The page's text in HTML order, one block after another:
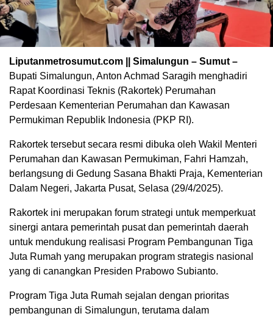
Liputanmetrosumut.com || Simalungun – Sumut –
Bupati Simalungun, Anton Achmad Saragih menghadiri
Rapat Koordinasi Teknis (Rakortek) Perumahan
Perdesaan Kementerian Perumahan dan Kawasan
Permukiman Republik Indonesia (PKP RI).
Rakortek tersebut secara resmi dibuka oleh Wakil Menteri
Perumahan dan Kawasan Permukiman, Fahri Hamzah,
berlangsung di Gedung Sasana Bhakti Praja, Kementerian
Dalam Negeri, Jakarta Pusat, Selasa (29/4/2025).
Rakortek ini merupakan forum strategi untuk memperkuat
sinergi antara pemerintah pusat dan pemerintah daerah
untuk mendukung realisasi Program Pembangunan Tiga
Juta Rumah yang merupakan program strategis nasional
yang di canangkan Presiden Prabowo Subianto.
Program Tiga Juta Rumah sejalan dengan prioritas
pembangunan di Simalungun, terutama dalam